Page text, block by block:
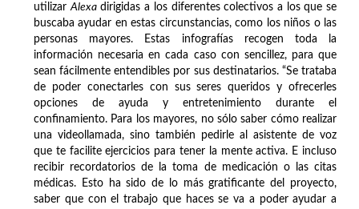
utilizarAlexadirigidas a los diferentes colectivos a los que se
buscaba ayudar en estas circunstancias, como los niños o las
personas mayores. Estas infografías recogen toda la
información necesaria en cada caso con sencillez, para que
sean fácilmente entendibles por sus destinatarios. “Se trataba
de poder conectarles con sus seres queridos y ofrecerles
opciones de ayuda y entretenimiento durante el
confinamiento. Para los mayores, no sólo saber cómo realizar
una videollamada, sino también pedirle al asistente de voz
que te facilite ejercicios para tener la mente activa. E incluso
recibir recordatorios de la toma de medicación o las citas
médicas. Esto ha sido de lo más gratificante del proyecto,
saber que con el trabajo que haces se va a poder ayudar a